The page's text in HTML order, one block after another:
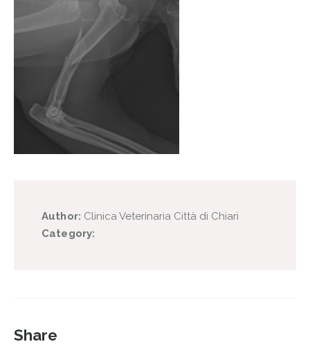
Author: Clinica Veterinaria Città di Chiari
Category:
Share